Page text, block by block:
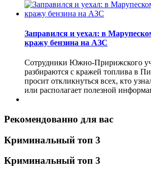
Заправился и уехал: в
кражу бензина на АЗС
Сотрудники Южно-Пририжского
разбираются с кражей топлива в
просит откликнуться всех, кто
или располагает полезной
Рекомендованно для вас
Криминальный топ 3
Криминальный топ 3